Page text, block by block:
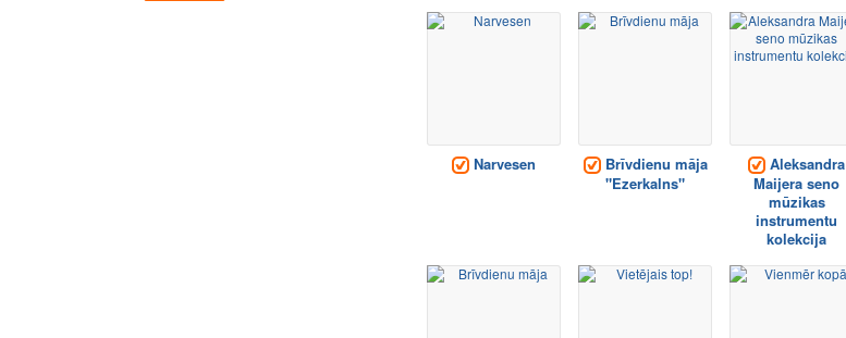
Narvesen
Brīvdienu māja
"Ezerkalns"
Aleksandra
Maijera seno
mūzikas
instrumentu
kolekcija